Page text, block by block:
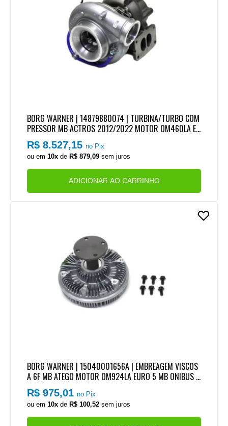
BORG WARNER | 14879880074 | TURBINA/TURBO COM
PRESSOR MB ACTROS 2012/2022 MOTOR OM460LA EU
RO 5 (COM VALVULA)
R$ 8.527,15no Pix
ou em10x de R$ 879,09 sem juros
ADICIONAR AO CARRINHO
BORG WARNER | 15040001656A | EMBREAGEM VISCOS
A 6F MB ATEGO MOTOR OM924LA EURO 5 MB ONIBUS
MOTOR OM924LA EURO 3 E EURO 5 MB L1723/L1620/L1
624/1718 MOTOR OM906LA EURO 2 E EURO 3
R$ 975,01no Pix
ou em10x deR$ 100,52 sem juros